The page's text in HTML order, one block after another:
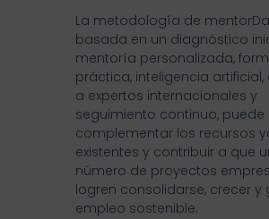
La metodología de
basada en un diagnóstico
mentoría personalizada,
práctica, inteligencia
a expertos internacionales y
seguimiento continuo, puede
complementar los recursos
existentes y contribuir a que
número de proyectos
logren consolidarse, crecer y
empleo sostenible.